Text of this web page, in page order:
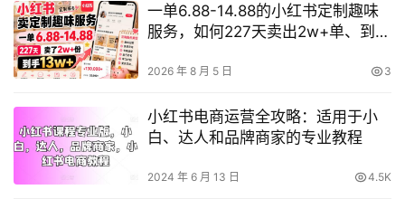
一单6.88-14.88的小红书定制趣味
服务，如何227天卖出2w+单、到手
2026 年 8 月 5 日 3
小红书电商运营全攻略：适用于小
白、达人和品牌商家的专业教程
2024 年 6 月 13 日 4.5K